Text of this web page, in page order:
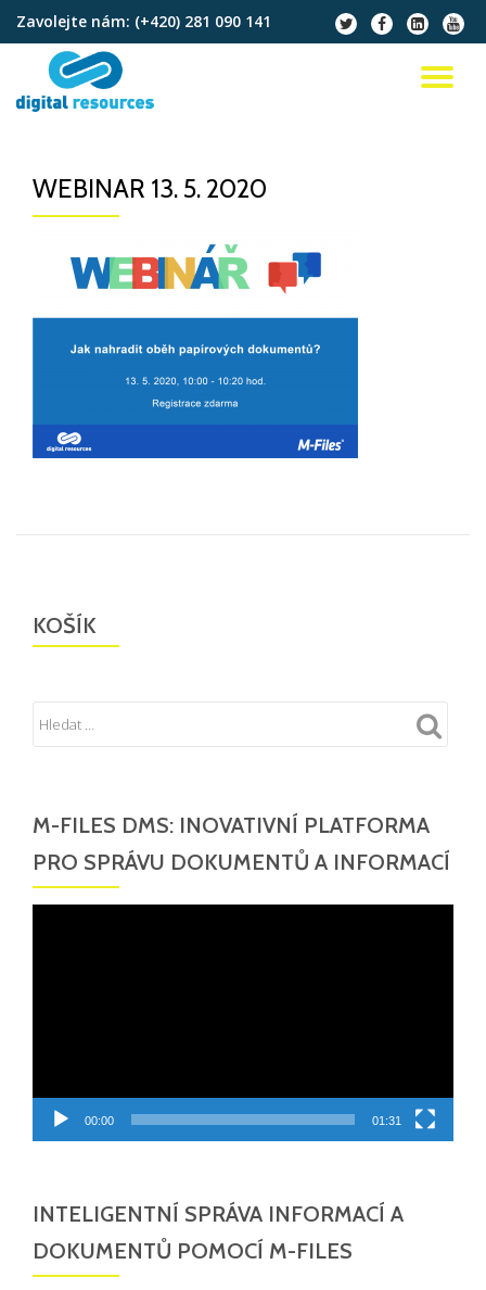
Přeskočit
obsah
Zavolejte nám: (+420) 281 090 141
fa-
twitter
fa-
facebook
fa-
linkedin-
square
fa-
WEBINAR 13. 5. 2020
KOŠÍK
M-FILES DMS: INOVATIVNÍ PLATFORMA
PRO SPRÁVU DOKUMENTŮ A INFORMACÍ
00:00 01:31
INTELIGENTNÍ SPRÁVA INFORMACÍ A
DOKUMENTŮ POMOCÍ M-FILES